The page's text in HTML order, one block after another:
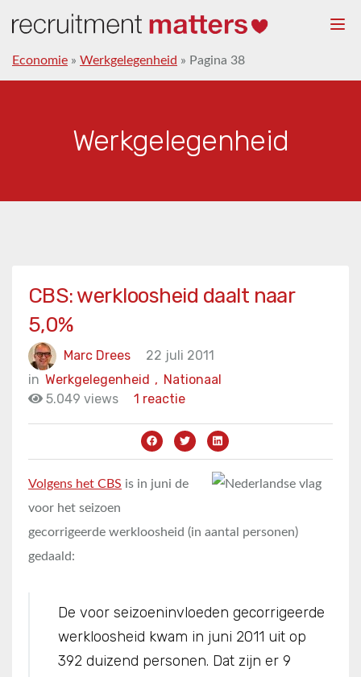
Economie » Werkgelegenheid » Pagina 38
Werkgelegenheid
CBS: werkloosheid daalt naar
5,0%
Marc Drees
22 juli 2011
in
Nationaal
Werkgelegenheid ,
5.049 views
1 reactie
Volgens het CBS is in juni de
voor het seizoen
gecorrigeerde werkloosheid (in aantal personen)
gedaald:
De voor seizoeninvloeden gecorrigeerde
werkloosheid kwam in juni 2011 uit op
392 duizend personen. Dat zijn er 9